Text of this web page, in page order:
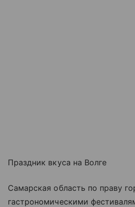
Праздник вкуса на Волге
Самарская область по праву
гастрономическими